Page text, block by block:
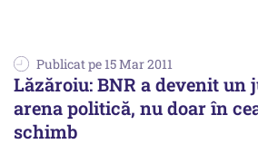
Publicat pe 15 Mar 2011
Lăzăroiu: BNR a devenit un
arena politică, nu doar în
schimb